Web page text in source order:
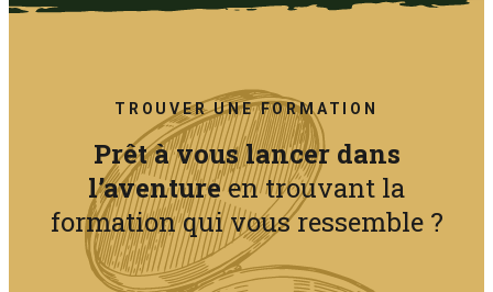
TROUVER UNE FORMATION
Prêt à vous lancer dans
l’aventureen trouvant la
formation qui vous ressemble ?